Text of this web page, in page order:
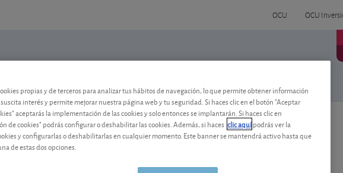
OCU OCU
Útiles
Alertas
Mi Cartera
propias y de terceros para analizar tus hábitos de navegación, lo que permite obtener información
interés y permite mejorar nuestra página web y tu seguridad. Si haces clic en el botón "Aceptar
aceptarás la implementación de las cookies y solo entonces se implantarán. Si haces clic en
de cookies" podrás configurar o deshabilitar las cookies. Además, si haces clic aquípodrás ver la
y configurarlas o deshabilitarlas en cualquier momento. Este banner se mantendrá activo hasta que
de estas dos opciones.